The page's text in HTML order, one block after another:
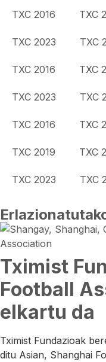
TXC 2016 TXC
TXC 2023 TXC
TXC 2016 TXC
TXC 2023 TXC
TXC 2016 TXC
TXC 2019 TXC
TXC 2023 TXC
Tximist
Football
elkartu da
Tximist Fundazioak
ditu Asian, Shanghai